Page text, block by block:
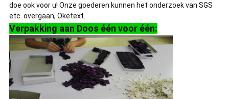
doe ook voor u! Onze goederen kunnen het onderzoek van SGS
etc. overgaan, Oketext.
Verpakking aan Doos één voor één: